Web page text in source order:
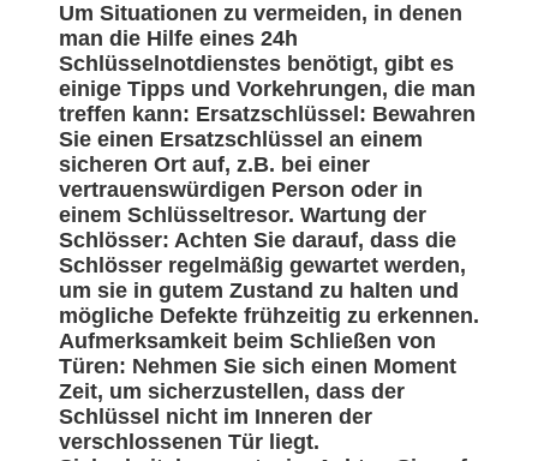
Um Situationen zu vermeiden, in denen
man die Hilfe eines 24h
Schlüsselnotdienstes benötigt, gibt es
einige Tipps und Vorkehrungen, die man
treffen kann: Ersatzschlüssel: Bewahren
Sie einen Ersatzschlüssel an einem
sicheren Ort auf, z.B. bei einer
vertrauenswürdigen Person oder in
einem Schlüsseltresor. Wartung der
Schlösser: Achten Sie darauf, dass die
Schlösser regelmäßig gewartet werden,
um sie in gutem Zustand zu halten und
mögliche Defekte frühzeitig zu erkennen.
Aufmerksamkeit beim Schließen von
Türen: Nehmen Sie sich einen Moment
Zeit, um sicherzustellen, dass der
Schlüssel nicht im Inneren der
verschlossenen Tür liegt.